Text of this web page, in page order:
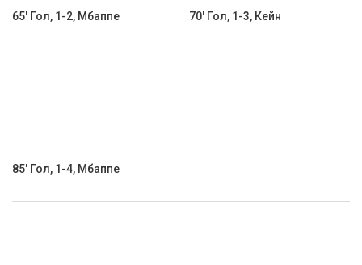
65' Гол, 1-2, Мбаппе 70' Гол, 1-3, Кейн
85' Гол, 1-4, Мбаппе